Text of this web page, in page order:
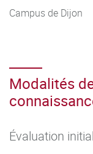
Campus de Dijon
Modalités
Évaluation